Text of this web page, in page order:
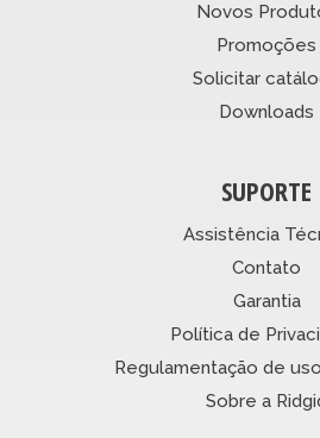
Novos
Promoções
Solicitar
Downloads
SUPORTE
Assistência
Contato
Garantia
Política de
Regulamentação de
Sobre a